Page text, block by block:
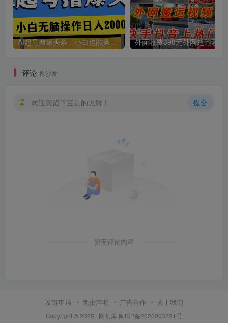
AI起号撸爆头条，小白也能操作，日入2000+
评论 抢沙发
欢迎您留下宝贵的见解！ 提交
暂无评论内容
友链申请 免责声明 广告合作 关于我们
Copyright © 2025 · 网创库 闽ICP备2026003221号